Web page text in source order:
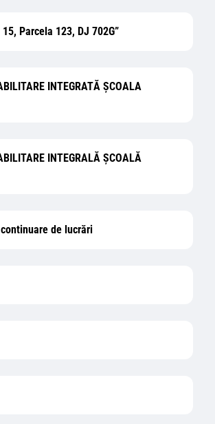
Parcela 123, DJ 702G”
INTEGRATĂ ŞCOALA
INTEGRALĂ ȘCOALĂ
de lucrări